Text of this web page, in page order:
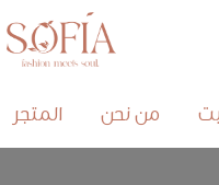
من نحن المتجر